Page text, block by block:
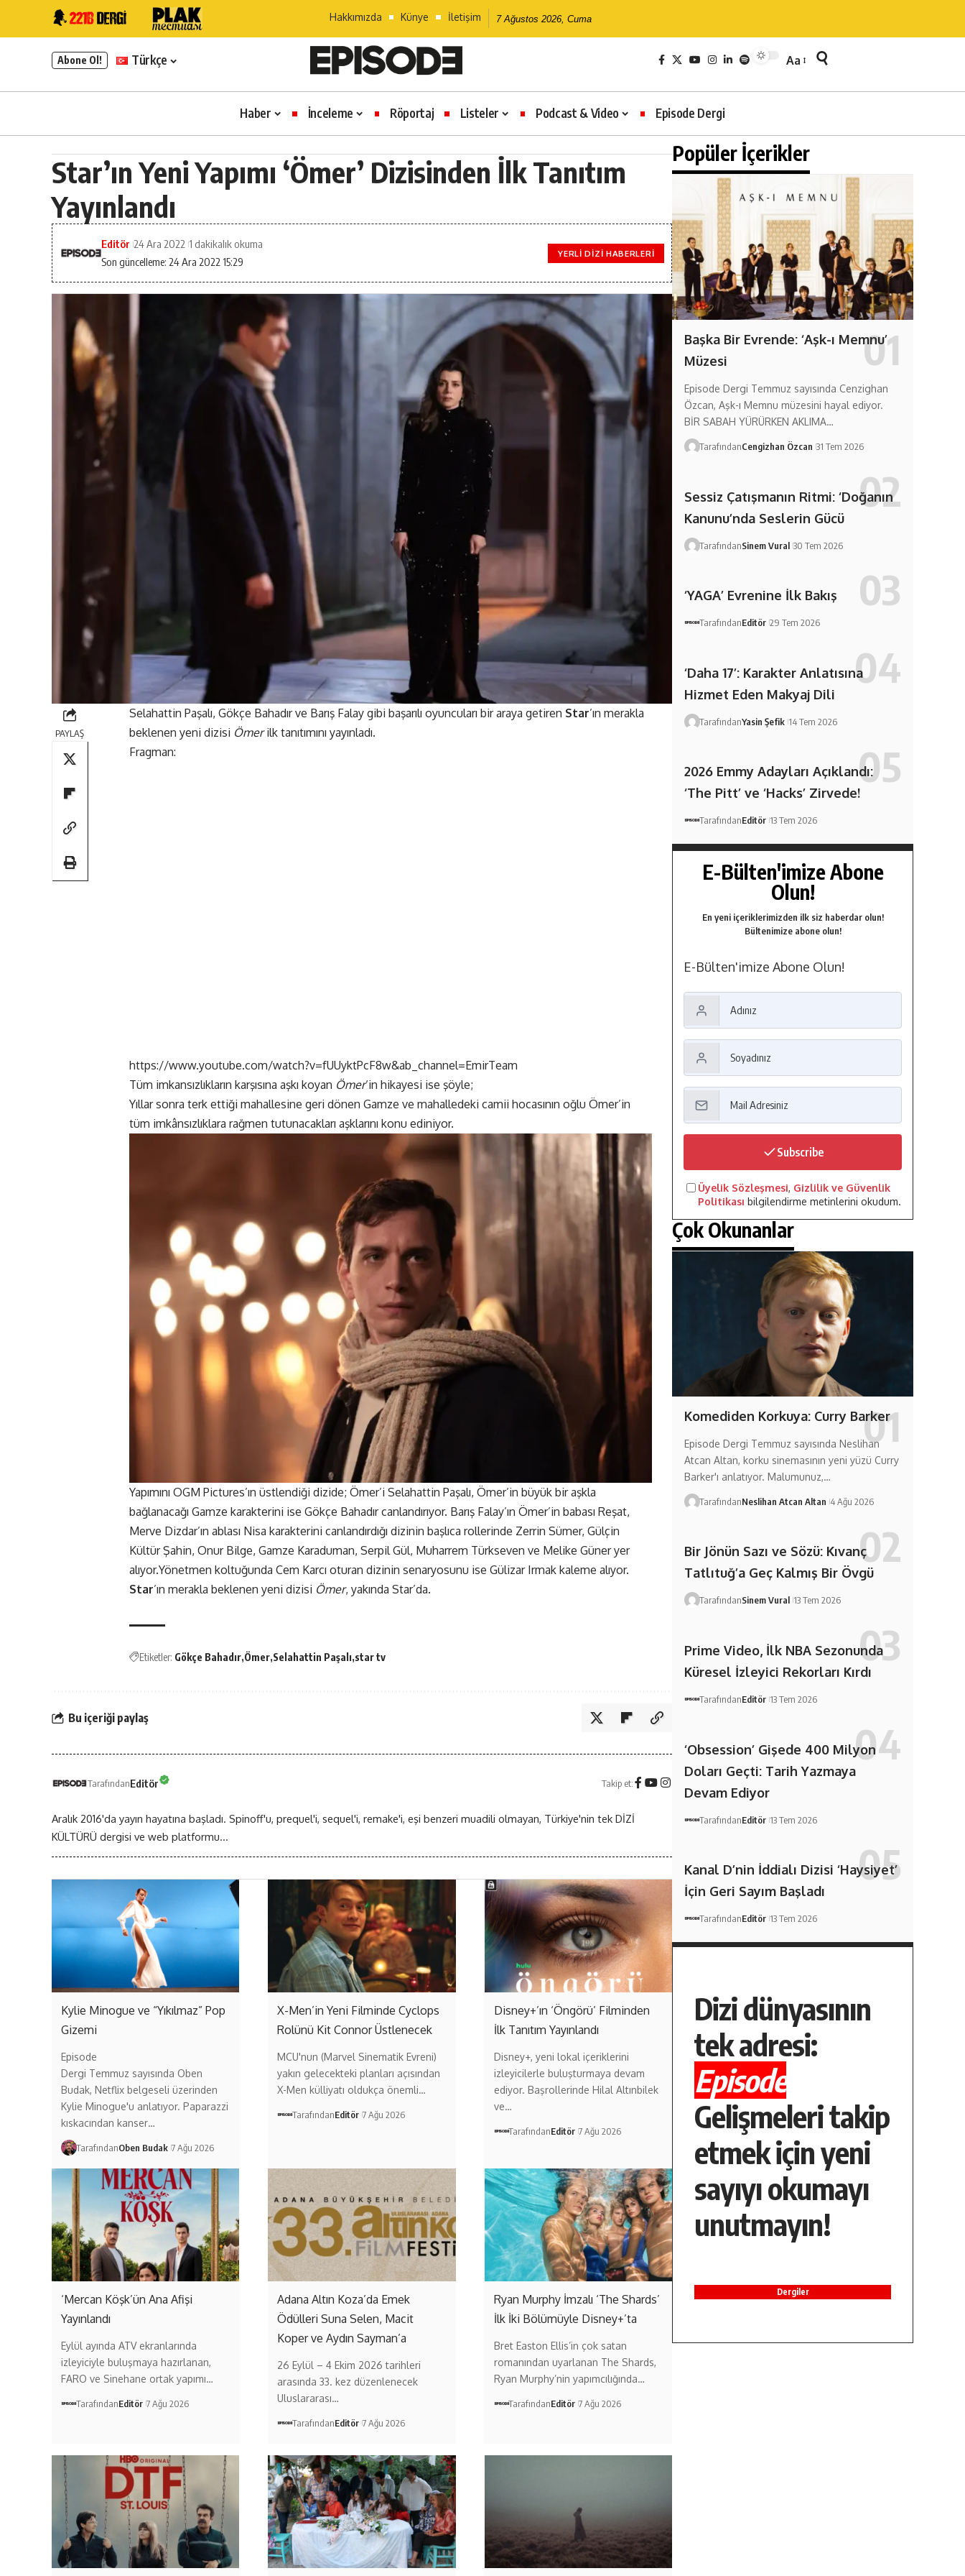
Hakkımızda Künye İletişim 7 Ağustos 2026, Cuma
Abone Ol! Türkçe Aa
Haber İnceleme Röportaj Listeler Podcast & Video Episode Dergi
Star’ın Yeni Yapımı ‘Ömer’ Dizisinden İlk Tanıtım
Yayınlandı
Son güncelleme: 24 Ara 2022 15:29
Editör 24 Ara 2022 1 dakikalık okuma
YERLI DIZI HABERLERI
PAYLAŞ
Selahattin Paşalı, Gökçe Bahadır ve Barış Falay gibi başarılı oyuncuları bir araya getiren Star’ın merakla
beklenen yeni dizisi Ömerilk tanıtımını yayınladı.
Fragman:
https://www.youtube.com/watch?v=fUUyktPcF8w&ab_channel=EmirTeam
Tüm imkansızlıkların karşısına aşkı koyan Ömer‘in hikayesi ise şöyle;
Yıllar sonra terk ettiği mahallesine geri dönen Gamze ve mahalledeki camii hocasının oğlu Ömer’in
tüm imkânsızlıklara rağmen tutunacakları aşklarını konu ediniyor.
Yapımını OGM Pictures’ın üstlendiği dizide; Ömer’i Selahattin Paşalı, Ömer’in büyük bir aşkla
bağlanacağı Gamze karakterini ise Gökçe Bahadır canlandırıyor. Barış Falay’ın Ömer’in babası Reşat,
Merve Dizdar’ın ablası Nisa karakterini canlandırdığı dizinin başlıca rollerinde Zerrin Sümer, Gülçin
Kültür Şahin, Onur Bilge, Gamze Karaduman, Serpil Gül, Muharrem Türkseven ve Melike Güner yer
alıyor.Yönetmen koltuğunda Cem Karcı oturan dizinin senaryosunu ise Gülizar Irmak kaleme alıyor.
Star’ın merakla beklenen yeni dizisi Ömer, yakında Star’da.
Etiketler: Gökçe Bahadır Ömer Selahattin Paşalı star tv
Bu içeriği paylaş
TarafındanEditör Takip et:
Aralık 2016'da yayın hayatına başladı. Spinoff'u, prequel'i, sequel'i, remake'i, eşi benzeri muadili olmayan, Türkiye'nin tek DİZİ
KÜLTÜRÜ dergisi ve web platformu...
Kylie Minogue ve “Yıkılmaz” Pop
Gizemi
Episode
Dergi Temmuz sayısında Oben
Budak, Netflix belgeseli üzerinden
Kylie Minogue'u anlatıyor. Paparazzi
kıskacından kanser…
TarafındanOben Budak 7 Ağu 2026
X-Men’in Yeni Filminde Cyclops
Rolünü Kit Connor Üstlenecek
MCU'nun (Marvel Sinematik Evreni)
yakın gelecekteki planları açısından
X-Men külliyatı oldukça önemli…
TarafındanEditör 7 Ağu 2026
Disney+’ın ‘Öngörü’ Filminden
İlk Tanıtım Yayınlandı
Disney+, yeni lokal içeriklerini
izleyicilerle buluşturmaya devam
ediyor. Başrollerinde Hilal Altınbilek
ve…
TarafındanEditör 7 Ağu 2026
‘Mercan Köşk’ün Ana Afişi
Yayınlandı
Eylül ayında ATV ekranlarında
izleyiciyle buluşmaya hazırlanan,
FARO ve Sinehane ortak yapımı…
TarafındanEditör 7 Ağu 2026
Adana Altın Koza’da Emek
Ödülleri Suna Selen, Macit
Koper ve Aydın Sayman’a
26 Eylül – 4 Ekim 2026 tarihleri
arasında 33. kez düzenlenecek
Uluslararası…
TarafındanEditör 7 Ağu 2026
Ryan Murphy İmzalı ‘The Shards’
İlk İki Bölümüyle Disney+’ta
Bret Easton Ellis’in çok satan
romanından uyarlanan The Shards,
Ryan Murphy’nin yapımcılığında…
TarafındanEditör 7 Ağu 2026
Popüler İçerikler
Başka Bir Evrende: ‘Aşk-ı Memnu’
Müzesi
Episode Dergi Temmuz sayısında Cenzighan
Özcan, Aşk-ı Memnu müzesini hayal ediyor.
BİR SABAH YÜRÜRKEN AKLIMA…
TarafındanCengizhan Özcan 31 Tem 2026
Sessiz Çatışmanın Ritmi: ‘Doğanın
Kanunu’nda Seslerin Gücü
TarafındanSinem Vural 30 Tem 2026
‘YAGA’ Evrenine İlk Bakış
TarafındanEditör 29 Tem 2026
‘Daha 17’: Karakter Anlatısına
Hizmet Eden Makyaj Dili
TarafındanYasin Şefik 14 Tem 2026
2026 Emmy Adayları Açıklandı:
‘The Pitt’ ve ‘Hacks’ Zirvede!
TarafındanEditör 13 Tem 2026
E-Bülten'imize Abone
Olun!
En yeni içeriklerimizden ilk siz haberdar olun!
Bültenimize abone olun!
E-Bülten'imize Abone Olun!
Subscribe
Üyelik Sözleşmesi, Gizlilik ve Güvenlik
Politikası bilgilendirme metinlerini okudum.
Çok Okunanlar
Komediden Korkuya: Curry Barker
Episode Dergi Temmuz sayısında Neslihan
Atcan Altan, korku sinemasının yeni yüzü Curry
Barker'ı anlatıyor. Malumunuz,…
TarafındanNeslihan Atcan Altan 4 Ağu 2026
Bir Jönün Sazı ve Sözü: Kıvanç
Tatlıtuğ’a Geç Kalmış Bir Övgü
TarafındanSinem Vural 13 Tem 2026
Prime Video, İlk NBA Sezonunda
Küresel İzleyici Rekorları Kırdı
TarafındanEditör 13 Tem 2026
‘Obsession’ Gişede 400 Milyon
Doları Geçti: Tarih Yazmaya
Devam Ediyor
TarafındanEditör 13 Tem 2026
Kanal D’nin İddialı Dizisi ‘Haysiyet’
İçin Geri Sayım Başladı
TarafındanEditör 13 Tem 2026
Dizi dünyasının
tek adresi:
Episode
Gelişmeleri takip
etmek için yeni
sayıyı okumayı
unutmayın!
Dergiler